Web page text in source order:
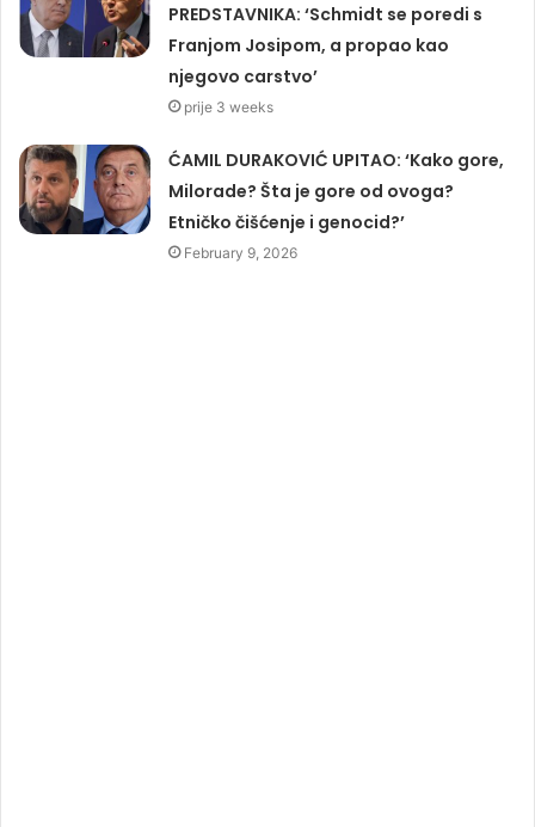
PREDSTAVNIKA: ‘Schmidt se poredi s
Franjom Josipom, a propao kao
njegovo carstvo’
prije 3 weeks
ĆAMIL DURAKOVIĆ UPITAO: ‘Kako gore,
Milorade? Šta je gore od ovoga?
Etničko čišćenje i genocid?’
February 9, 2026